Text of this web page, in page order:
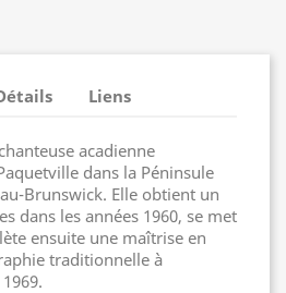
Liens
acadienne
dans la Péninsule
Brunswick. Elle obtient un
dans les années 1960, se met
ensuite une maîtrise en
traditionnelle à